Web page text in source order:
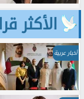
الأكثر
أخبار عربية